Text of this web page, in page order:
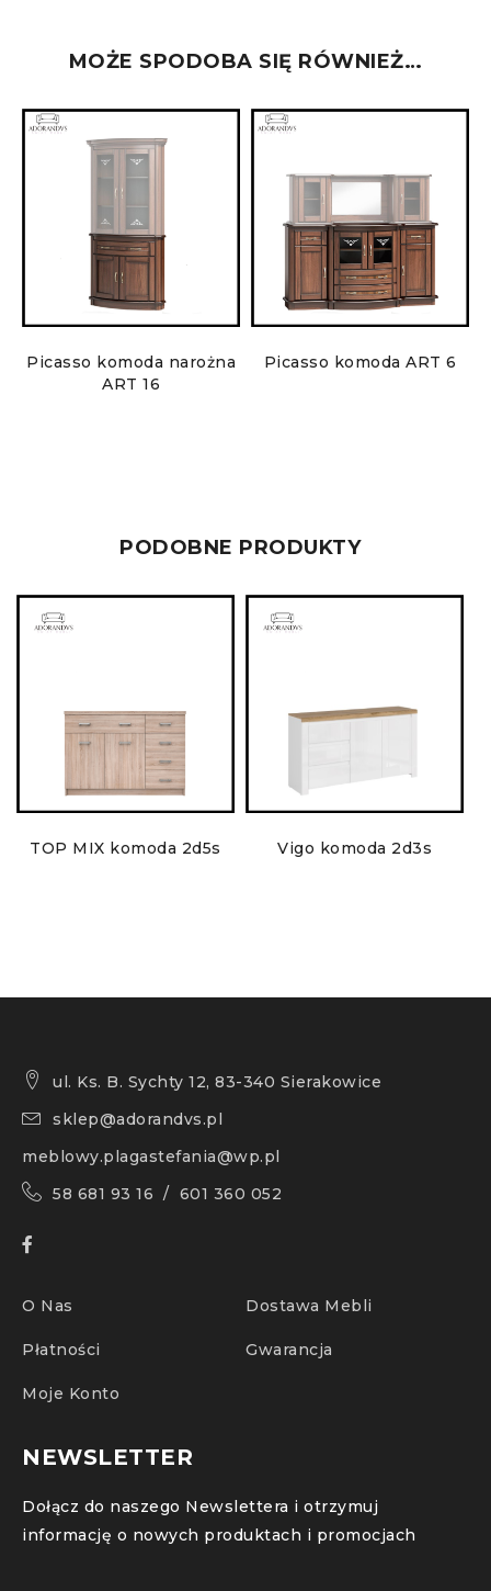
MOŻE SPODOBA SIĘ RÓWNIEŻ…
Picasso komoda narożna
ART 16
Picasso komoda ART 6
PODOBNE PRODUKTY
TOP MIX komoda 2d5s Vigo komoda 2d3s
ul. Ks. B. Sychty 12, 83-340 Sierakowice
sklep@adorandvs.pl
meblowy.plagastefania@wp.pl
58 681 93 16 / 601 360 052
O Nas Dostawa Mebli
Płatności Gwarancja
Moje Konto
NEWSLETTER
Dołącz do naszego Newslettera i otrzymuj
informację o nowych produktach i promocjach